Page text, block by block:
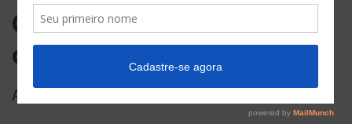
Como Inserir Campo
de Mensagem no CF7
Aula 13 7:46 minutos de vídeo